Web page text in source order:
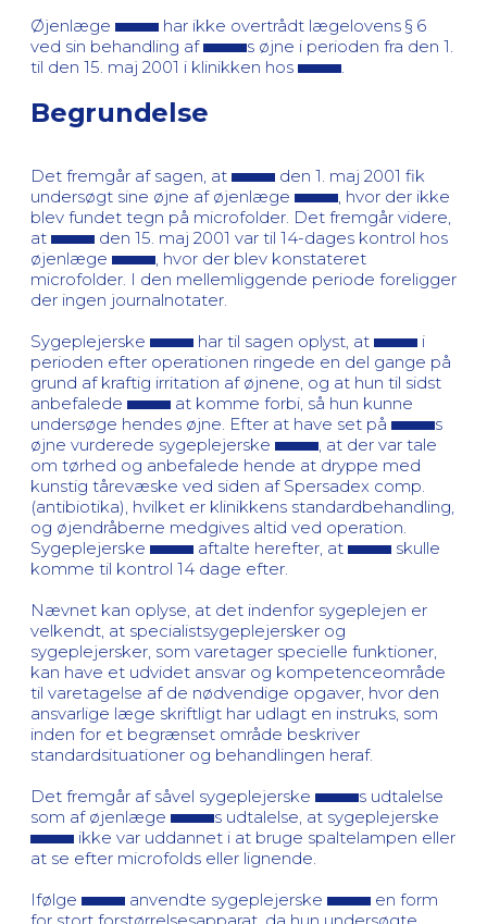
Øjenlæge
har ikke overtrådt lægelovens § 6
ved sin behandling af
s øjne i perioden fra den 1.
til den 15. maj 2001 i klinikken hos
Begrundelse
Det fremgår af sagen, at
den 1. maj 2001 fik
undersøgt sine øjne af øjenlæge
, hvor der ikke
blev fundet tegn på microfolder. Det fremgår videre,
at
den 15. maj 2001 var til 14-dages kontrol hos
øjenlæge
, hvor der blev konstateret
microfolder. I den mellemliggende periode foreligger
der ingen journalnotater.
Sygeplejerske
har til sagen oplyst, at
i
perioden efter operationen ringede en del gange på
grund af kraftig irritation af øjnene, og at hun til sidst
anbefalede
at komme forbi, så hun kunne
undersøge hendes øjne. Efter at have set på
s
øjne vurderede sygeplejerske
, at der var tale
om tørhed og anbefalede hende at dryppe med
kunstig tårevæske ved siden af Spersadex comp.
(antibiotika), hvilket er klinikkens standardbehandling,
og øjendråberne medgives altid ved operation.
Sygeplejerske
aftalte herefter, at
skulle
komme til kontrol 14 dage efter.
Nævnet kan oplyse, at det indenfor sygeplejen er
velkendt, at specialistsygeplejersker og
sygeplejersker, som varetager specielle funktioner,
kan have et udvidet ansvar og kompetenceområde
til varetagelse af de nødvendige opgaver, hvor den
ansvarlige læge skriftligt har udlagt en instruks, som
inden for et begrænset område beskriver
standardsituationer og behandlingen heraf.
Det fremgår af såvel sygeplejerske
s udtalelse
som af øjenlæge
s udtalelse, at sygeplejerske
ikke var uddannet i at bruge spaltelampen eller
at se efter microfolds eller lignende.
Ifølge
anvendte sygeplejerske
en form
for stort forstørrelsesapparat, da hun undersøgte